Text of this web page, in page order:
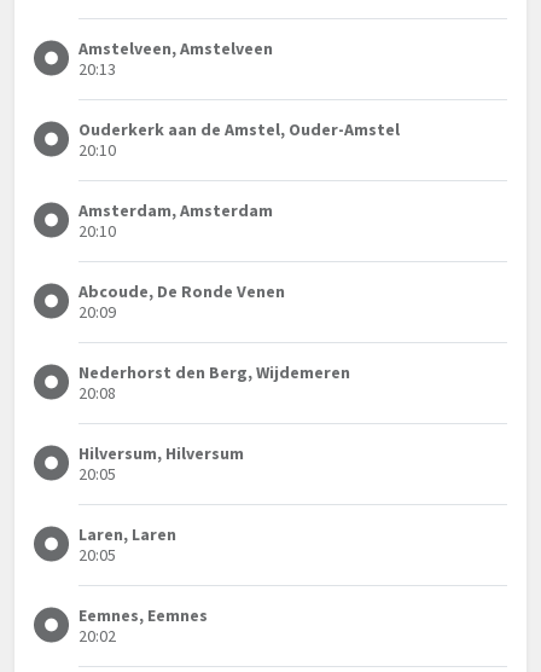
Amstelveen, Amstelveen
20:13
Ouderkerk aan de Amstel, Ouder-Amstel
20:10
Amsterdam, Amsterdam
20:10
Abcoude, De Ronde Venen
20:09
Nederhorst den Berg, Wijdemeren
20:08
Hilversum, Hilversum
20:05
Laren, Laren
20:05
Eemnes, Eemnes
20:02